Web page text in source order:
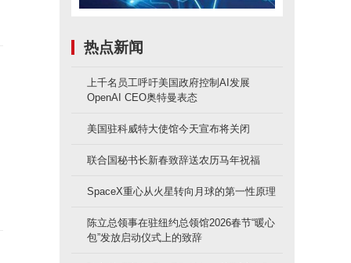
热点新闻
上千名员工呼吁美国政府控制AI发展
OpenAI CEO奥特曼表态
美国驻科威特大使馆今天宣布将关闭
联合国秘书长新春致辞送农历马年祝福
SpaceX重心从火星转向月球的第一性原理
陈立总领事在驻纽约总领馆2026春节“暖心
包”发放启动仪式上的致辞